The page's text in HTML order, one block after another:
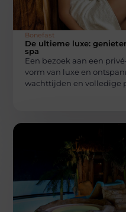
Bonefast
De ultieme luxe:
spa
Een bezoek aan een
vorm van luxe en
wachttijden en volledige